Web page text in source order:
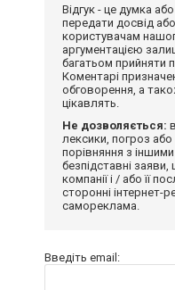
Відгук - це думка
передати досвід
користувачам
аргументацією
багатьом прийняти
Коментарі
обговорення, а
цікавлять.
Не дозволяється:
лексики, погроз
порівняння з
безпідставні
компанії і / або її
сторонні інтернет-
самореклама.
Введіть email: